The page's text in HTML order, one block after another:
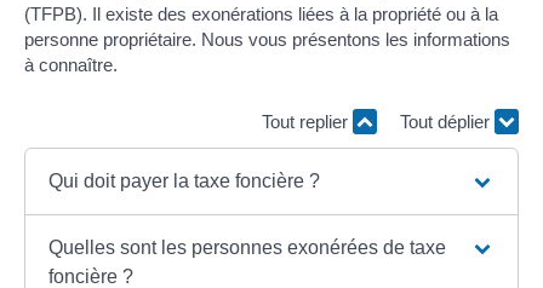
(TFPB). Il existe des exonérations liées à la propriété ou à la
personne propriétaire. Nous vous présentons les informations
à connaître.
Tout replier Tout déplier
Qui doit payer la taxe foncière ?
Quelles sont les personnes exonérées de taxe
foncière ?